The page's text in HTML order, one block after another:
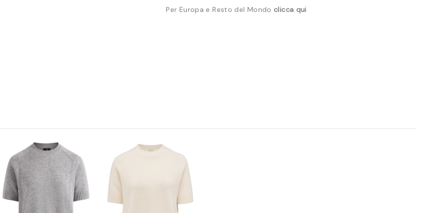
Per Europa e Resto del Mondo clicca qui